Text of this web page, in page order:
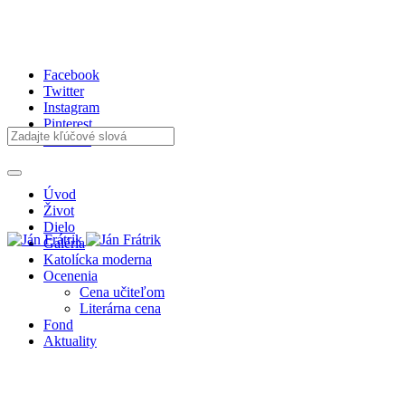
Facebook
Twitter
Instagram
Pinterest
Youtube
Úvod
Život
Dielo
Galéria
Katolícka moderna
Ocenenia
Cena učiteľom
Literárna cena
Fond
Aktuality